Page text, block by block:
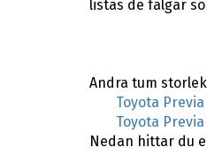
listas de fälgar
Andra tum
Toyota
Toyota
Nedan hittar du